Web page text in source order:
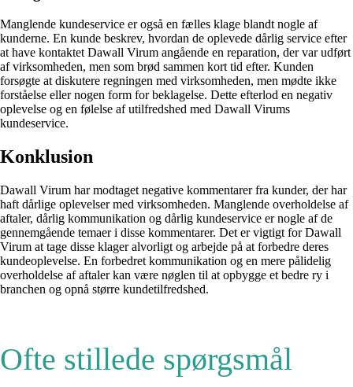
Manglende kundeservice er også en fælles klage blandt nogle af
kunderne. En kunde beskrev, hvordan de oplevede dårlig service efter
at have kontaktet Dawall Virum angående en reparation, der var udført
af virksomheden, men som brød sammen kort tid efter. Kunden
forsøgte at diskutere regningen med virksomheden, men mødte ikke
forståelse eller nogen form for beklagelse. Dette efterlod en negativ
oplevelse og en følelse af utilfredshed med Dawall Virums
kundeservice.
Konklusion
Dawall Virum har modtaget negative kommentarer fra kunder, der har
haft dårlige oplevelser med virksomheden. Manglende overholdelse af
aftaler, dårlig kommunikation og dårlig kundeservice er nogle af de
gennemgående temaer i disse kommentarer. Det er vigtigt for Dawall
Virum at tage disse klager alvorligt og arbejde på at forbedre deres
kundeoplevelse. En forbedret kommunikation og en mere pålidelig
overholdelse af aftaler kan være nøglen til at opbygge et bedre ry i
branchen og opnå større kundetilfredshed.
Ofte stillede spørgsmål